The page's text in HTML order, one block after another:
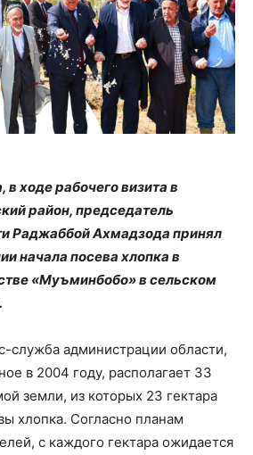
в ходе рабочего визита в
район, председатель
Раджаббой Ахмадзода принял
начала посева хлопка в
«Муъминбобо» в сельском
служба администрации области,
в 2004 году, располагает 33
земли, из которых 23 гектара
хлопка. Согласно планам
с каждого гектара ожидается